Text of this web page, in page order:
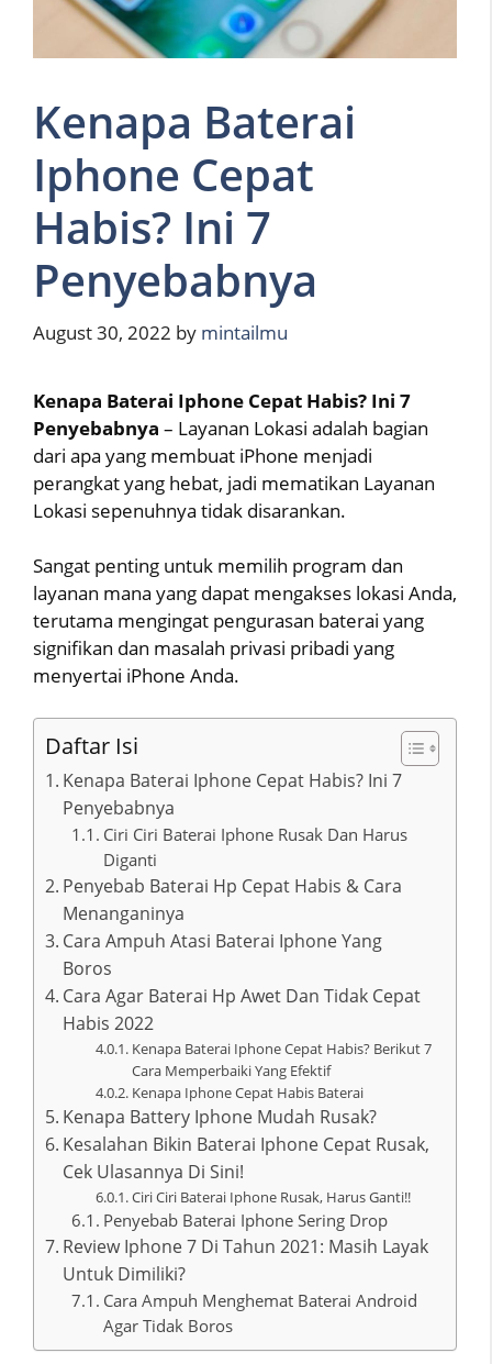
Kenapa Baterai
Iphone Cepat
Habis? Ini 7
Penyebabnya
August 30, 2022 by mintailmu
Kenapa Baterai Iphone Cepat Habis? Ini 7
Penyebabnya – Layanan Lokasi adalah bagian
dari apa yang membuat iPhone menjadi
perangkat yang hebat, jadi mematikan Layanan
Lokasi sepenuhnya tidak disarankan.
Sangat penting untuk memilih program dan
layanan mana yang dapat mengakses lokasi Anda,
terutama mengingat pengurasan baterai yang
signifikan dan masalah privasi pribadi yang
menyertai iPhone Anda.
Daftar Isi
Kenapa Baterai Iphone Cepat Habis? Ini 7
Penyebabnya
Ciri Ciri Baterai Iphone Rusak Dan Harus
Diganti
Penyebab Baterai Hp Cepat Habis & Cara
Menanganinya
Cara Ampuh Atasi Baterai Iphone Yang
Boros
Cara Agar Baterai Hp Awet Dan Tidak Cepat
Habis 2022
Kenapa Baterai Iphone Cepat Habis? Berikut 7
Cara Memperbaiki Yang Efektif
Kenapa Iphone Cepat Habis Baterai
Kenapa Battery Iphone Mudah Rusak?
Kesalahan Bikin Baterai Iphone Cepat Rusak,
Cek Ulasannya Di Sini!
Ciri Ciri Baterai Iphone Rusak, Harus Ganti!!
Penyebab Baterai Iphone Sering Drop
Review Iphone 7 Di Tahun 2021: Masih Layak
Untuk Dimiliki?
Cara Ampuh Menghemat Baterai Android
Agar Tidak Boros